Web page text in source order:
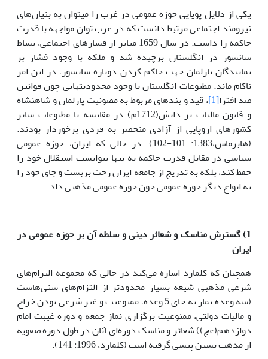
یکی از دلایل پویایی حوزه عمومی در غرب را می­توان به بنیان‌های
نیرومند اجتماعی مرتبط دانست که در غرب توان مواجهه با قدرت
حاکمه را داشت. در سال 1659 متاثر از فشارهای اجتماعی، بساط
سانسور در انگلستان برچیده شد و ملکه با وجود فشار بر
نمایندگان پارلمان جهت حاکم کردن دوباره سانسور، در این امر
ناکام ماند. مطبوعات انگلستان با وجود محدودیت­هایی چون قوانین
ضد افترا[1] ، قید و بندهای مربوط به مصونیت پارلمان و شاهنشاه
و قانون مالیات بر دانش(1712م) در مقایسه با مطبوعات سایر
کشورهای اروپایی از آزادی منحصر به ­فردی برخوردار بودند.
(هابرماس،1383: 101-102). در حالی که ایران، حوزه عمومی
سیاسی در مقابل قدرت حاکمه نه تنها نتوانست استقلال خود را
حفظ کند، بلکه به تدریج از جامعه ایران رخت بربست و جای خود را
به انواع دیگر حوزه عمومی چون حوزه عمومی مذهبی داد.
1) گسترش مناسک و شعائر دینی و سلطه آن بر حوزه عمومی در
ایران
همچنان که کلمارد اشاره می‌کند در حالی که مجموعه التزام‌های
شرعی مذهبی شیعه بسیار محدودتر از التزام‌های سنی‌هاست
(سه وعده نماز به جای 5 وعده، ممنوعیت و غیر شرعی بودن خراج
و مالیات دولتی، ممنوعیت برگزاری نماز جمعه و دوره غیبت امام
دوازدهم(عج)) شعائر و مناسک دوره‌ای آنان در طول دوره صفویه
از مذهب تسنن پیشی گرفته است (کلمارد، 1996: 141).